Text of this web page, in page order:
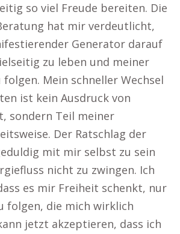
so viel Freude bereiten. Die
hat mir verdeutlicht,
Generator darauf
zu leben und meiner
Mein schneller Wechsel
ist kein Ausdruck von
sondern Teil meiner
Der Ratschlag der
mit mir selbst zu sein
nicht zu zwingen. Ich
es mir Freiheit schenkt, nur
folgen, die mich wirklich
jetzt akzeptieren, dass ich